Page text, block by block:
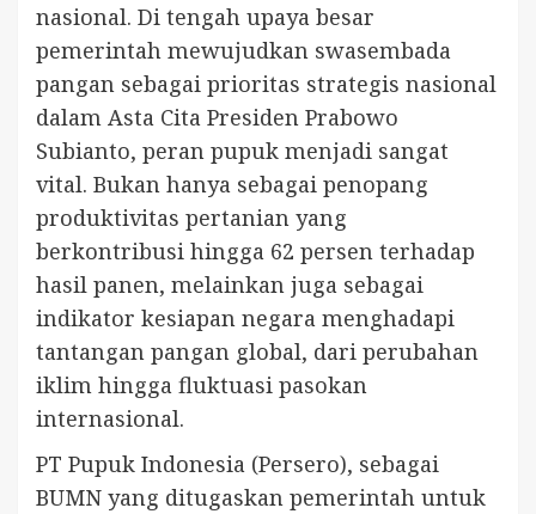
nasional. Di tengah upaya besar
pemerintah mewujudkan swasembada
pangan sebagai prioritas strategis nasional
dalam Asta Cita Presiden Prabowo
Subianto, peran pupuk menjadi sangat
vital. Bukan hanya sebagai penopang
produktivitas pertanian yang
berkontribusi hingga 62 persen terhadap
hasil panen, melainkan juga sebagai
indikator kesiapan negara menghadapi
tantangan pangan global, dari perubahan
iklim hingga fluktuasi pasokan
internasional.
PT Pupuk Indonesia (Persero), sebagai
BUMN yang ditugaskan pemerintah untuk